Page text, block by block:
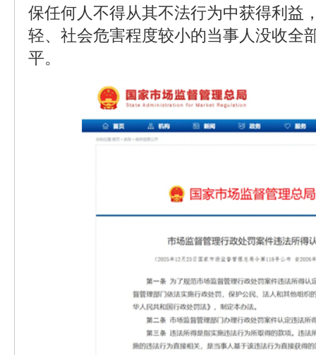
保任何人不得从其不法行为中获得利益
轻、社会危害程度较小的当事人没收全
平。